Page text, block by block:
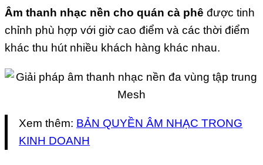
Âm thanh nhạc nền cho quán cà phê được tinh
chỉnh phù hợp với giờ cao điểm và các thời điểm
khác thu hút nhiều khách hàng khác nhau.
Xem thêm: BẢN QUYỀN ÂM NHẠC TRONG
KINH DOANH